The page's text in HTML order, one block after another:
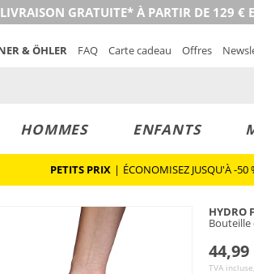
LIVRAISON GRATUITE* À PARTIR DE 129 €
& ÖHLER FAQ Carte cadeau Offres
HOMMES ENFANTS
PETITS PRIX | ÉCONOMISEZ JUSQU'À -50
HYDRO
Bouteille
44,99
TVA